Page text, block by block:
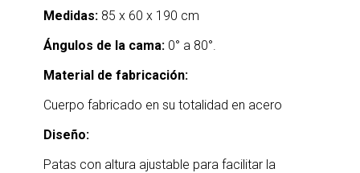
Medidas:85 x 60 x 190 cm
Ángulos de la cama: 0° a 80°.
Material de fabricación:
Cuerpo fabricado en su totalidad en acero
Diseño:
Patas con altura ajustable para facilitar la